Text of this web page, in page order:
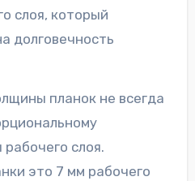
слоя, который
долговечность
планок не всегда
слоя.
это 7 мм рабочего